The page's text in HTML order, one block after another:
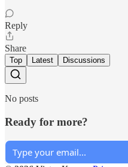
Reply
Share
Top Latest Discussions
No posts
Ready for more?